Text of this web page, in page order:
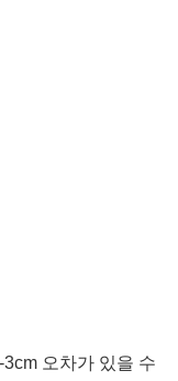
오차가 있을 수